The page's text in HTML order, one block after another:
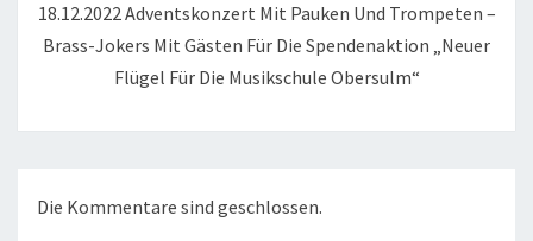
18.12.2022 Adventskonzert Mit Pauken Und Trompeten –
Brass-Jokers Mit Gästen Für Die Spendenaktion „Neuer
Flügel Für Die Musikschule Obersulm“
Die Kommentare sind geschlossen.